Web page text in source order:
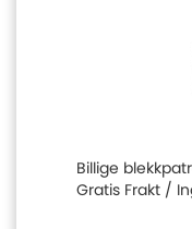
Billige
Gratis Frakt /